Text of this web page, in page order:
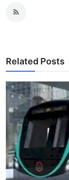
Related Posts